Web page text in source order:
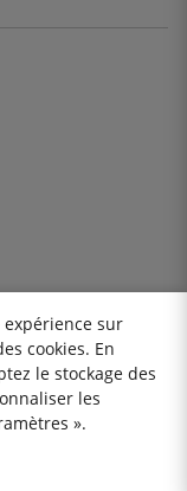
sur
cookies. En
le stockage des
les
».